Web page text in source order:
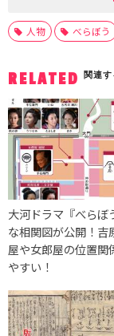
人物 べらぼう
RELATED 関連
大河ドラマ『べらぼ
な相関図が公開！吉
屋や女郎屋の位置関
やすい！